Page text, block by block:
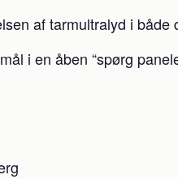
af tarmultralyd i både
i en åben “spørg